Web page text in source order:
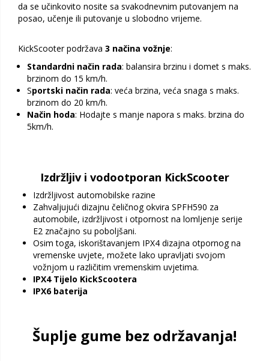
da se učinkovito nosite sa svakodnevnim putovanjem na
posao, učenje ili putovanje u slobodno vrijeme.
KickScooter podržava 3 načina vožnje:
Standardni način rada: balansira brzinu i domet s maks.
brzinom do 15 km/h.
Sportski način rada: veća brzina, veća snaga s maks.
brzinom do 20 km/h.
Način hoda: Hodajte s manje napora s maks. brzina do
5km/h.
Izdržljiv i vodootporan KickScooter
Izdržljivost automobilske razine
Zahvaljujući dizajnu čeličnog okvira SPFH590 za
automobile, izdržljivost i otpornost na lomljenje serije
E2 značajno su poboljšani.
Osim toga, iskorištavanjem IPX4 dizajna otpornog na
vremenske uvjete, možete lako upravljati svojom
vožnjom u različitim vremenskim uvjetima.
IPX4 Tijelo KickScootera
IPX6 baterija
Šuplje gume bez održavanja!